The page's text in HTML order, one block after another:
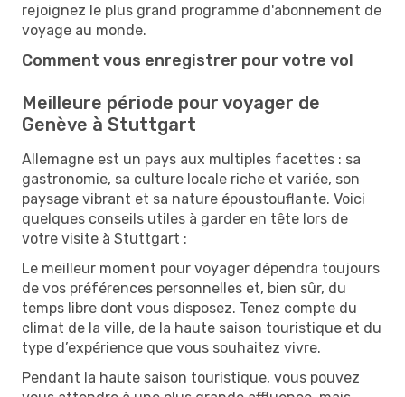
rejoignez le plus grand programme d'abonnement de
voyage au monde.
Comment vous enregistrer pour votre vol
Meilleure période pour voyager de
Genève à Stuttgart
Allemagne est un pays aux multiples facettes : sa
gastronomie, sa culture locale riche et variée, son
paysage vibrant et sa nature époustouflante. Voici
quelques conseils utiles à garder en tête lors de
votre visite à Stuttgart :
Le meilleur moment pour voyager dépendra toujours
de vos préférences personnelles et, bien sûr, du
temps libre dont vous disposez. Tenez compte du
climat de la ville, de la haute saison touristique et du
type d’expérience que vous souhaitez vivre.
Pendant la haute saison touristique, vous pouvez